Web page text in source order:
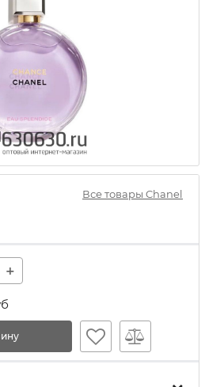
Все товары Chanel
+